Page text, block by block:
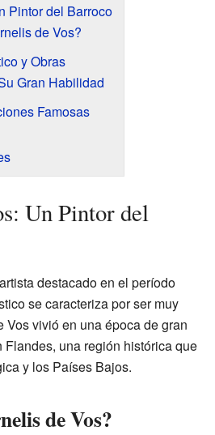
Pintor del Barroco
de Vos?
y Obras
Gran Habilidad
Famosas
Un Pintor del
destacado en el período
se caracteriza por ser muy
Vos vivió en una época de gran
una región histórica que
y los Países Bajos.
de Vos?